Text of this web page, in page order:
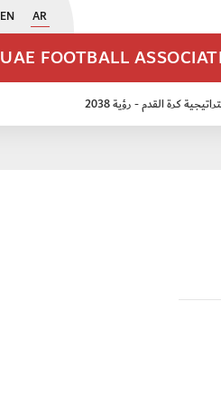
EN AR
UAE FOOTBALL
كرة القدم - رؤية 2038